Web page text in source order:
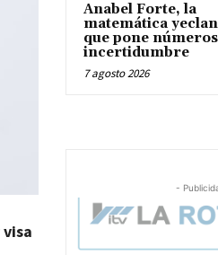
Anabel Forte, la
matemática
que pone
incertidumbre
7 agosto 2026
-